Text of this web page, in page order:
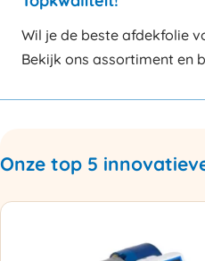
Wil je de beste afdekfolie
Bekijk ons assortiment en
Onze top 5